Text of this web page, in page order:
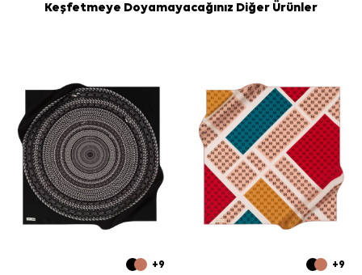
Keşfetmeye Doyamayacağınız Diğer Ürünler
+9 +9